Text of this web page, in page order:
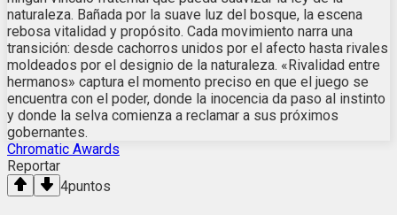
naturaleza. Bañada por la suave luz del bosque, la escena
rebosa vitalidad y propósito. Cada movimiento narra una
transición: desde cachorros unidos por el afecto hasta rivales
moldeados por el designio de la naturaleza. «Rivalidad entre
hermanos» captura el momento preciso en que el juego se
encuentra con el poder, donde la inocencia da paso al instinto
y donde la selva comienza a reclamar a sus próximos
gobernantes.
Chromatic Awards
Reportar
4puntos